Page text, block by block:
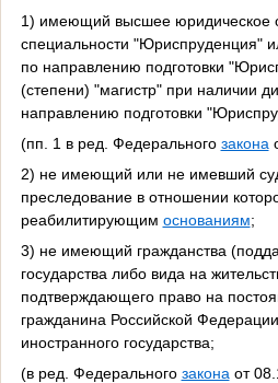
1) имеющий высшее юридическое
специальности "Юриспруденция"
по направлению подготовки
(степени) "магистр" при наличии
направлению подготовки
(пп. 1 в ред. Федерального закона
2) не имеющий или не имевший
преследование в отношении
реабилитирующим основаниям;
3) не имеющий гражданства
государства либо вида на
подтверждающего право на
гражданина Российской
иностранного государства;
(в ред. Федерального закона от